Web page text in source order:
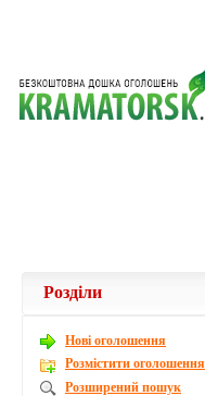
Розділи
Новi оголошення
Розмістити оголошення
Розширений пошук